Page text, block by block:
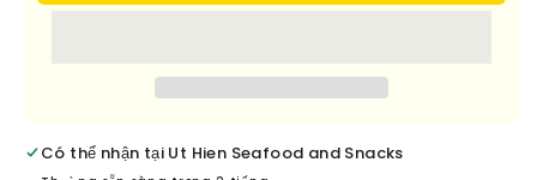
Seafood
Noodle
Thai
Seafood
Noodle
Có thể nhận tại Ut Hien Seafood and Snacks